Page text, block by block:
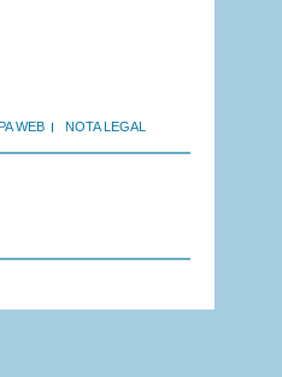
WEB NOTA LEGAL